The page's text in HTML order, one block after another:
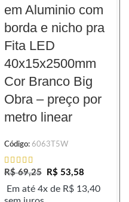
em Aluminio com
borda e nicho pra
Fita LED
40x15x2500mm
Cor Branco Big
Obra – preço por
metro linear
Código: 6063T5W
R$69,25 R$ 53,58
Em até 4x de R$ 13,40